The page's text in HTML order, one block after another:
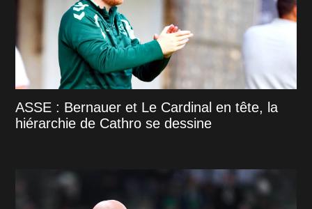
ASSE : Bernauer et Le Cardinal en tête, la
hiérarchie de Cathro se dessine